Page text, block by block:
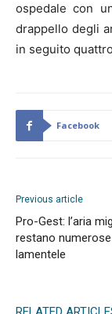
ospedale con
drappello degli
in seguito
Facebook
Previous article
Pro-Gest: l’aria
restano
lamentele